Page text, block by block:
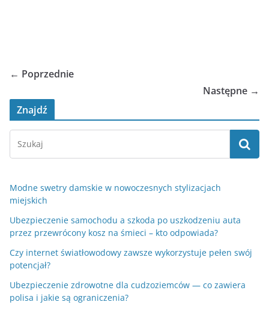
← Poprzednie
Następne →
Znajdź
Modne swetry damskie w nowoczesnych stylizacjach
miejskich
Ubezpieczenie samochodu a szkoda po uszkodzeniu auta
przez przewrócony kosz na śmieci – kto odpowiada?
Czy internet światłowodowy zawsze wykorzystuje pełen swój
potencjał?
Ubezpieczenie zdrowotne dla cudzoziemców — co zawiera
polisa i jakie są ograniczenia?